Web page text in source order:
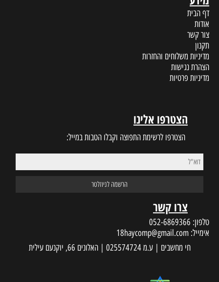
דף הבית
אודות
צור קשר
תקנון
מדיניות משלוחים והחזרות
הצהרת נגישות
מדיניות פרטיות
הצטרפו אלינו
הצטרפו לרשימת התפוצה וקבלו הטבות במייל:
צרו קשר
טלפון: 052-6869366
אימייל: 18haycomp@gmail.com
חי מחשבים | ע.מ 025574724 | האלונים 66, יוקנעם עילית